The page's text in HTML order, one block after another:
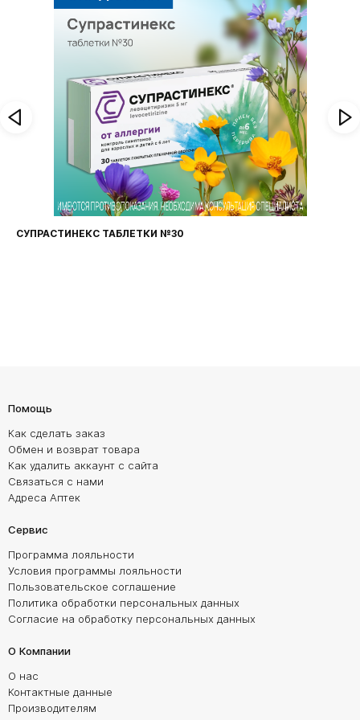
№30
Помощь
Как сделать заказ
Обмен и возврат товара
Как удалить аккаунт с сайта
Связаться с нами
Адреса Аптек
Сервис
Программа лояльности
Условия программы лояльности
Пользовательское соглашение
Политика обработки персональных данных
Согласие на обработку персональных данных
О Компании
О нас
Контактные данные
Производителям